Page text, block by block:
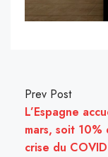
Prev Post
L’Espagne
mars, soit 10%
crise du